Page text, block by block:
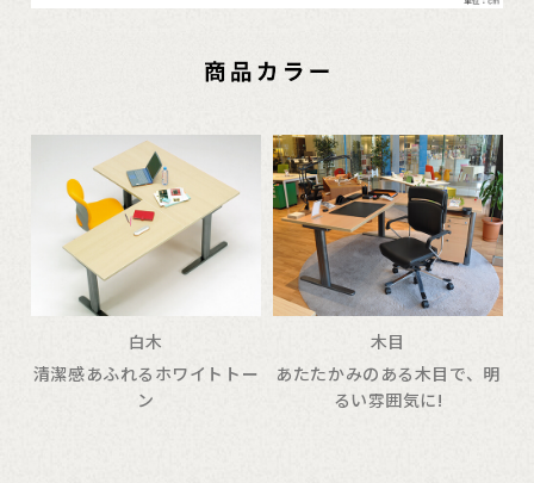
白木
清潔感あふれるホワイトトー
ン
木目
あたたかみのある木目で、明
るい雰囲気に!